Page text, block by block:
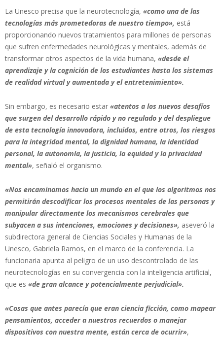
La Unesco precisa que la neurotecnología, «como una de las
tecnologías más prometedoras de nuestro tiempo», está
proporcionando nuevos tratamientos para millones de personas
que sufren enfermedades neurológicas y mentales, además de
transformar otros aspectos de la vida humana, «desde el
aprendizaje y la cognición de los estudiantes hasta los sistemas
de realidad virtual y aumentada y el entretenimiento».
Sin embargo, es necesario estar «atentos a los nuevos desafíos
que surgen del desarrollo rápido y no regulado y del despliegue
de esta tecnología innovadora, incluidos, entre otros, los riesgos
para la integridad mental, la dignidad humana, la identidad
personal, la autonomía, la justicia, la equidad y la privacidad
mental», señaló el organismo.
«Nos encaminamos hacia un mundo en el que los algoritmos nos
permitirán descodificar los procesos mentales de las personas y
manipular directamente los mecanismos cerebrales que
subyacen a sus intenciones, emociones y decisiones», aseveró la
subdirectora general de Ciencias Sociales y Humanas de la
Unesco, Gabriela Ramos, en el marco de la conferencia. La
funcionaria apunta al peligro de un uso descontrolado de las
neurotecnologías en su convergencia con la inteligencia artificial,
que es «de gran alcance y potencialmente perjudicial».
«Cosas que antes parecía que eran ciencia ficción, como mapear
pensamientos, acceder a nuestros recuerdos o manejar
dispositivos con nuestra mente, están cerca de ocurrir»,